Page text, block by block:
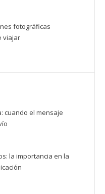
fotográficas
viajar
cuando el mensaje
la importancia en la